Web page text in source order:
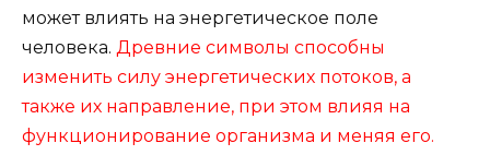
может влиять на энергетическое поле
человека. Древние символы способны
изменить силу энергетических потоков, а
также их направление, при этом влияя на
функционирование организма и меняя его.